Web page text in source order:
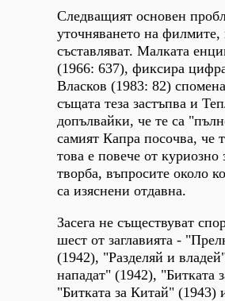
Следващият основен
уточняването на филмите,
съставляват. Малката
(1966: 637), фиксира
Власков (1983: 82)
същата теза застъпва и
допълвайки, че те са
самият Капра посочва, че
това е повече от куриозно
творба, въпросите около
са изяснени отдавна.
Засега не съществуват
шест от заглавията -
(1942), "Разделяй и
нападат" (1942), "Битката
"Битката за Китай" (1943)